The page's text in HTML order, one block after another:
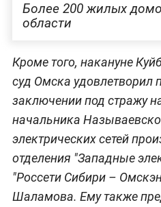
Более 200 жилых
области
Кроме того, накануне
суд Омска удовлетворил
заключении под стражу
начальника
электрических сетей
отделения "Западные
"Россети Сибири –
Шаламова. Ему также